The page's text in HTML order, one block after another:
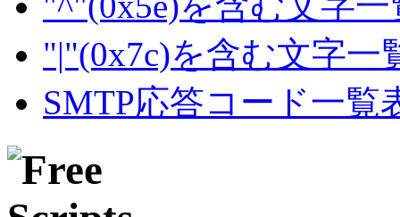
"|"(0x7c)を含む文字一
SMTP応答コード一覧